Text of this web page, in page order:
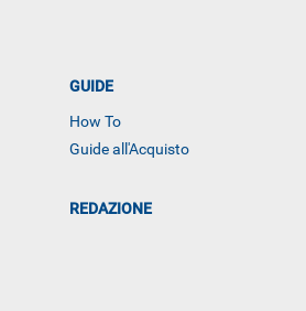
GUIDE
How To
Guide all'Acquisto
REDAZIONE